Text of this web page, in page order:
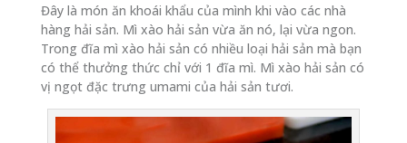
Đây là món ăn khoái khẩu của mình khi vào các nhà
hàng hải sản. Mì xào hải sản vừa ăn nó, lại vừa ngon.
Trong đĩa mì xào hải sản có nhiều loại hải sản mà bạn
có thể thưởng thức chỉ với 1 đĩa mì. Mì xào hải sản có
vị ngọt đặc trưng umami của hải sản tươi.